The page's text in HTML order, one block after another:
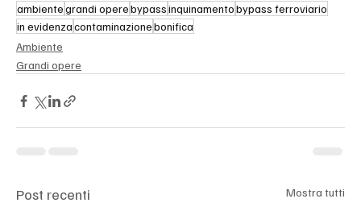
ambientegrandi operebypassinquinamentobypass ferroviario
in evidenzacontaminazionebonifica
Ambiente
Grandi opere
Post recenti Mostra tutti